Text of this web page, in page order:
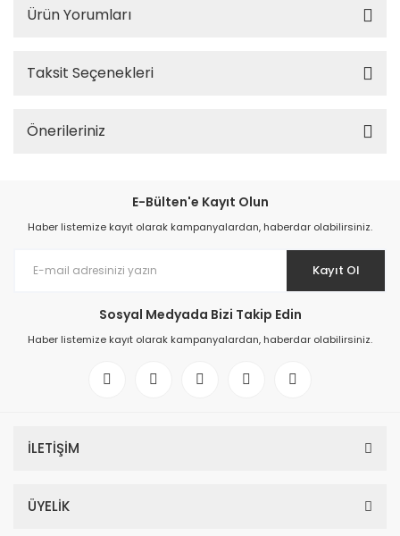
Ürün Yorumları
Taksit Seçenekleri
Önerileriniz
E-Bülten'e Kayıt Olun
Haber listemize kayıt olarak kampanyalardan, haberdar olabilirsiniz.
Kayıt Ol
Sosyal Medyada Bizi Takip Edin
Haber listemize kayıt olarak kampanyalardan, haberdar olabilirsiniz.
İLETİŞİM
ÜYELİK